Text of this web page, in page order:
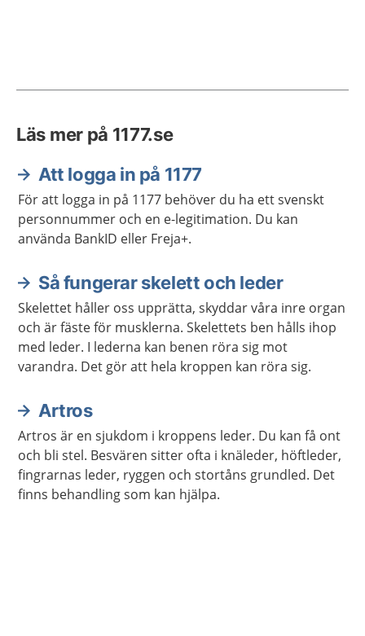
Läs mer på 1177.se
Att logga in på 1177
För att logga in på 1177 behöver du ha ett svenskt
personnummer och en e-legitimation. Du kan
använda BankID eller Freja+.
Så fungerar skelett och leder
Skelettet håller oss upprätta, skyddar våra inre organ
och är fäste för musklerna. Skelettets ben hålls ihop
med leder. I lederna kan benen röra sig mot
varandra. Det gör att hela kroppen kan röra sig.
Artros
Artros är en sjukdom i kroppens leder. Du kan få ont
och bli stel. Besvären sitter ofta i knäleder, höftleder,
fingrarnas leder, ryggen och stortåns grundled. Det
finns behandling som kan hjälpa.